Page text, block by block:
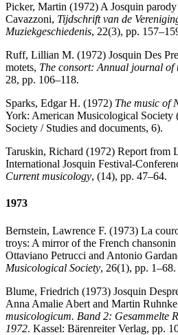
Picker, Martin (1972) A Josquin
Cavazzoni, Tijdschrift van de
Muziekgeschiedenis, 22(3), pp.
Ruff, Lillian M. (1972) Josquin Des
motets, The consort: Annual journal of
28, pp. 106–118.
Sparks, Edgar H. (1972) The music of
York: American Musicological Society
Society / Studies and documents, 6).
Taruskin, Richard (1972) Report from
International Josquin Festival-
Current musicology, (14), pp. 47–64.
1973
Bernstein, Lawrence F. (1973) La
troys: A mirror of the French
Ottaviano Petrucci and Antonio
Musicological Society, 26(1), pp. 1–68.
Blume, Friedrich (1973) Josquin
Anna Amalie Abert and Martin
musicologicum. Band 2: Gesammelte
1972. Kassel: Bärenreiter Verlag, pp.